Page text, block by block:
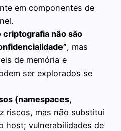
em componentes de
criptografia não são
, mas
de memória e
ser explorados se
(namespaces,
riscos, mas não substitui
host; vulnerabilidades de